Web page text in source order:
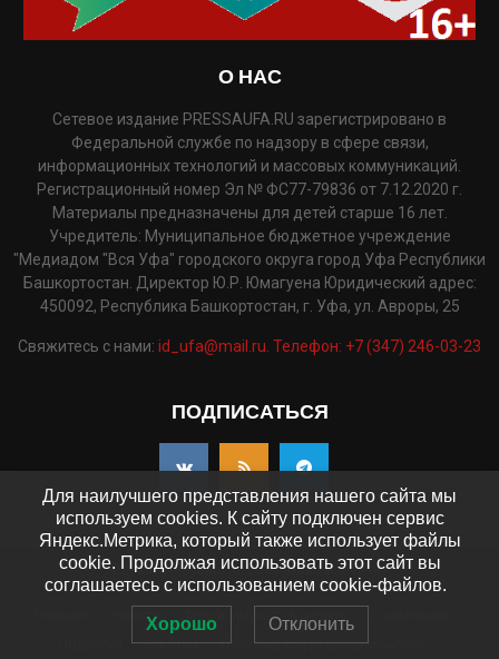
О НАС
Сетевое издание PRESSAUFA.RU зарегистрировано в
Федеральной службе по надзору в сфере связи,
информационных технологий и массовых коммуникаций.
Регистрационный номер Эл № ФС77-79836 от 7.12.2020 г.
Материалы предназначены для детей старше 16 лет.
Учредитель: Муниципальное бюджетное учреждение
"Медиадом "Вся Уфа" городского округа город Уфа Республики
Башкортостан. Директор Ю.Р. Юмагуена Юридический адрес:
450092, Республика Башкортостан, г. Уфа, ул. Авроры, 25
Свяжитесь с нами: id_ufa@mail.ru. Телефон: +7 (347) 246-03-23
ПОДПИСАТЬСЯ
©2025 - pressaufa.ru. Все права защищены.
Новости
Реклама Политика конфиденциальности
Для наилучшего представления нашего сайта мы
используем cookies. К сайту подключен сервис
Яндекс.Метрика, который также использует файлы
cookie. Продолжая использовать этот сайт вы
соглашаетесь с использованием cookie-файлов.
Хорошо Отклонить